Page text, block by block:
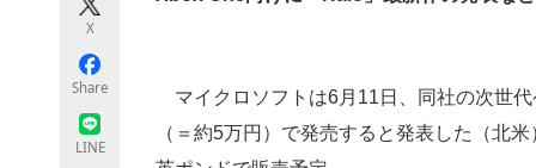
ちょっと気になるネットの話題
X
Share
LINE
マイクロソフトは6月11日、同社の次世
（＝約5万円）で発売すると発表した（北